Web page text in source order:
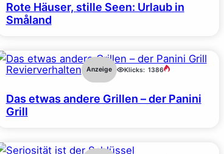
Rote Häuser, stille Seen: Urlaub in
Småland
Revierverhalten Anzeige Klicks: 1386
Das etwas andere Grillen – der Panini
Grill